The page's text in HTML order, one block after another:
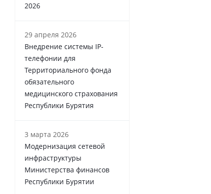
2026
29 апреля 2026
Внедрение системы IP-
телефонии для
Территориального фонда
обязательного
медицинского страхования
Республики Бурятия
3 марта 2026
Модернизация сетевой
инфраструктуры
Министерства финансов
Республики Бурятии